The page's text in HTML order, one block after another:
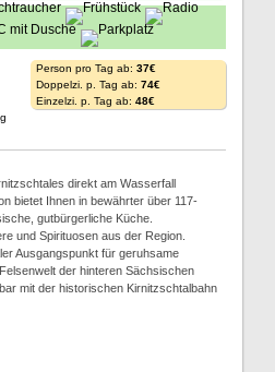
Person pro Tag ab: 37€
Doppelzi. p. Tag ab: 74€
Einzelzi. p. Tag ab: 48€
direkt am Wasserfall
bietet Ihnen in bewährter über 117-
gutbürgerliche Küche.
und Spirituosen aus der Region.
Ausgangspunkt für geruhsame
der hinteren Sächsischen
mit der historischen Kirnitzschtalbahn